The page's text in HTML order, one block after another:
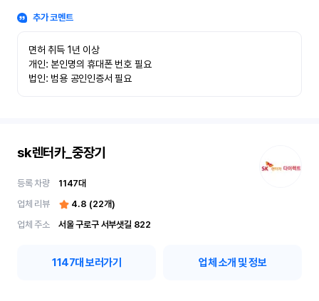
추가 코멘트
면허 취득 1년 이상
개인: 본인명의 휴대폰 번호 필요
법인: 범용 공인인증서 필요
sk렌터카_중장기
등록 차량 1147대
업체 리뷰
4.8 (22개)
업체 주소
서울 구로구 서부샛길 822
1147대 보러가기 업체 소개 및 정보